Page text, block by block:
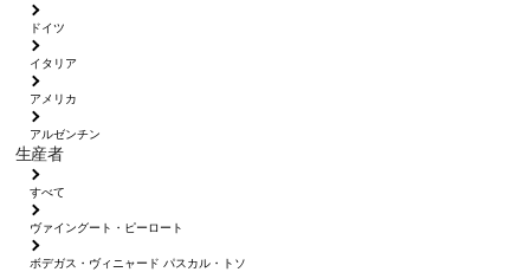
ドイツ
イタリア
アメリカ
アルゼンチン
生産者
すべて
ヴァイングート・ピーロート
ボデガス・ヴィニャード パスカル・トソ